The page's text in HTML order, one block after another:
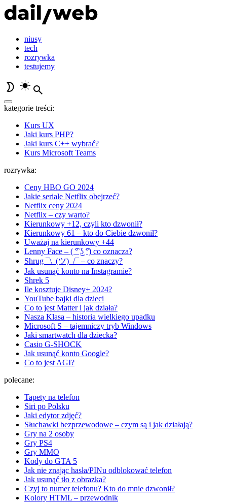
niusy
tech
rozrywka
testujemy
kategorie treści:
Kurs UX
Jaki kurs PHP?
Jaki kurs C++ wybrać?
Kurs Microsoft Teams
rozrywka:
Ceny HBO GO 2024
Jakie seriale Netflix obejrzeć?
Netflix ceny 2024
Netflix – czy warto?
Kierunkowy +12, czyli kto dzwonił?
Kierunkowy 61 – kto do Ciebie dzwonił?
Uważaj na kierunkowy +44
Lenny Face – ( ͡° ͜ʖ ͡°) co oznacza?
Shrug ¯\_(ツ)_/¯ – co znaczy?
Jak usunąć konto na Instagramie?
Shrek 5
Ile kosztuje Disney+ 2024?
YouTube bajki dla dzieci
Co to jest Matter i jak działa?
Nasza Klasa – historia wielkiego upadku
Microsoft S – tajemniczy tryb Windows
Jaki smartwatch dla dziecka?
Casio G-SHOCK
Jak usunąć konto Google?
Co to jest AGI?
polecane:
Tapety na telefon
Siri po Polsku
Jaki edytor zdjęć?
Słuchawki bezprzewodowe – czym są i jak działają?
Gry na 2 osoby
Gry PS4
Gry MMO
Kody do GTA 5
Jak nie znając hasła/PINu odblokować telefon
Jak usunąć tło z obrazka?
Czyj to numer telefonu? Kto do mnie dzwonił?
Kolory HTML – przewodnik